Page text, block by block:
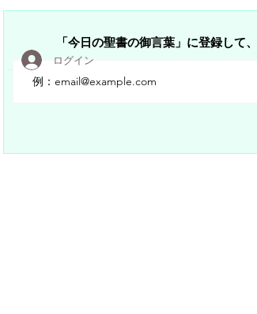
Members
「今日の聖書の御言葉」に登録して
ログイン